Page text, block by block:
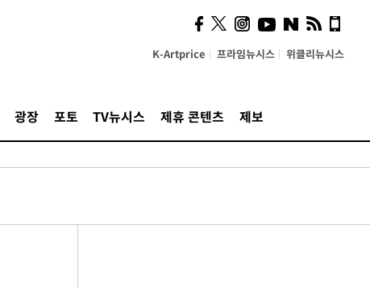
K-Artprice 프라임뉴시스 위클리뉴시스
광장 포토 TV뉴시스 제휴 콘텐츠 제보
사이 해답 찾았죠"…알을
깨고 나온 '초자아'